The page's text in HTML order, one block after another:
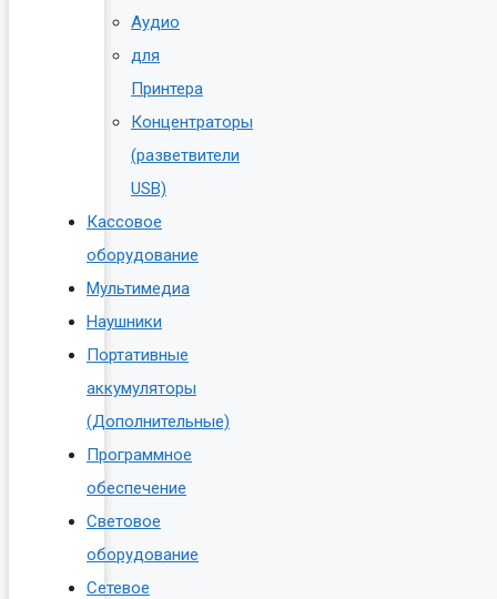
Аудио
для
Принтера
Концентраторы
(разветвители
USB)
Кассовое
оборудование
Мультимедиа
Наушники
Портативные
аккумуляторы
(Дополнительные)
Программное
обеспечение
Световое
оборудование
Сетевое